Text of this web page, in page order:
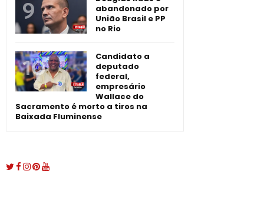
abandonado por
União Brasil e PP
no Rio
Candidato a
deputado
federal,
empresário
Wallace do
Sacramento é morto a tiros na
Baixada Fluminense